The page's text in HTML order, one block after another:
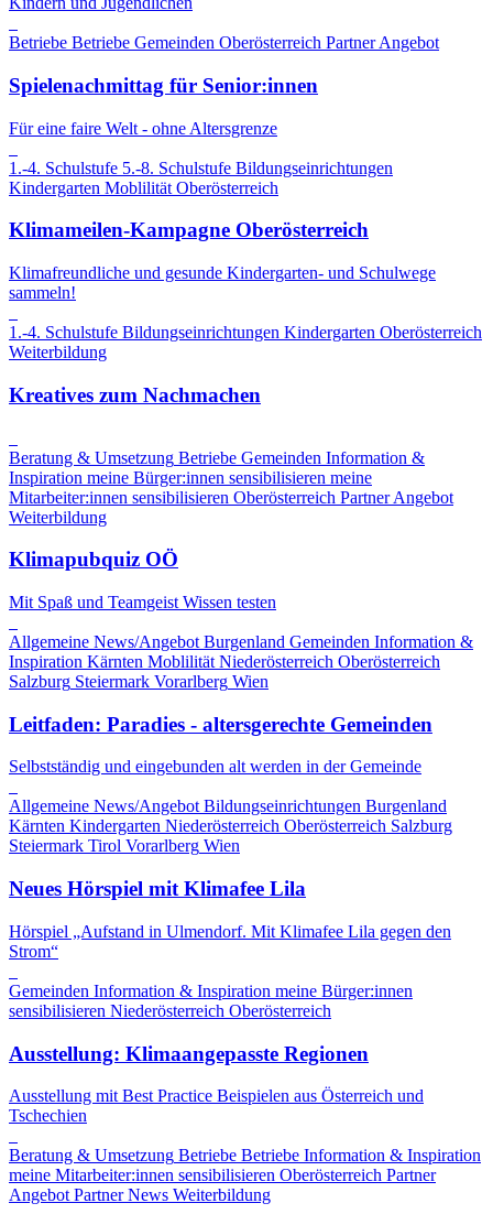
Betriebe Betriebe Gemeinden Oberösterreich Partner Angebot
Spielenachmittag für Senior:innen
Für eine faire Welt - ohne Altersgrenze
1.-4. Schulstufe 5.-8. Schulstufe Bildungseinrichtungen
Kindergarten Moblilität Oberösterreich
Klimameilen-Kampagne Oberösterreich
Klimafreundliche und gesunde Kindergarten- und Schulwege
sammeln!
1.-4. Schulstufe Bildungseinrichtungen Kindergarten Oberösterreich
Weiterbildung
Kreatives zum Nachmachen
Beratung & Umsetzung Betriebe Gemeinden Information &
Inspiration meine Bürger:innen sensibilisieren meine
Mitarbeiter:innen sensibilisieren Oberösterreich Partner Angebot
Weiterbildung
Klimapubquiz OÖ
Mit Spaß und Teamgeist Wissen testen
Allgemeine News/Angebot Burgenland Gemeinden Information &
Inspiration Kärnten Moblilität Niederösterreich Oberösterreich
Salzburg Steiermark Vorarlberg Wien
Leitfaden: Paradies - altersgerechte Gemeinden
Selbstständig und eingebunden alt werden in der Gemeinde
Allgemeine News/Angebot Bildungseinrichtungen Burgenland
Kärnten Kindergarten Niederösterreich Oberösterreich Salzburg
Steiermark Tirol Vorarlberg Wien
Neues Hörspiel mit Klimafee Lila
Hörspiel „Aufstand in Ulmendorf. Mit Klimafee Lila gegen den
Strom“
Gemeinden Information & Inspiration meine Bürger:innen
sensibilisieren Niederösterreich Oberösterreich
Ausstellung: Klimaangepasste Regionen
Ausstellung mit Best Practice Beispielen aus Österreich und
Tschechien
Beratung & Umsetzung Betriebe Betriebe Information & Inspiration
meine Mitarbeiter:innen sensibilisieren Oberösterreich Partner
Angebot Partner News Weiterbildung